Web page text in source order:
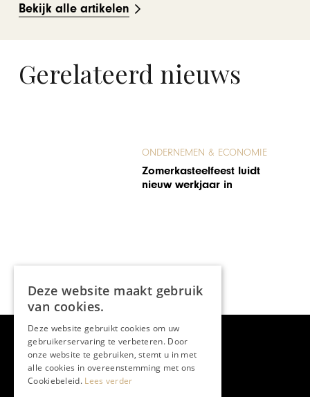
Bekijk alle artikelen
Gerelateerd nieuws
ONDERNEMEN & ECONOMIE
Zomerkasteelfeest luidt
nieuw werkjaar in
Deze website maakt gebruik
van cookies.
Deze website gebruikt cookies om uw
gebruikerservaring te verbeteren. Door
onze website te gebruiken, stemt u in met
alle cookies in overeenstemming met ons
Cookiebeleid. Lees verder